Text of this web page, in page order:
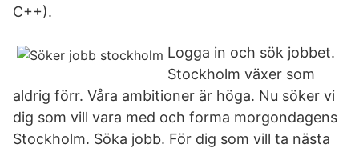
C++).
Logga in och sök jobbet.
Stockholm växer som
aldrig förr. Våra ambitioner är höga. Nu söker vi
dig som vill vara med och forma morgondagens
Stockholm. Söka jobb. För dig som vill ta nästa